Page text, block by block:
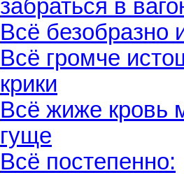
забраться в
Всё безобразно
Всё громче
крики
Всё жиже кровь
гуще
Всё постепенно: